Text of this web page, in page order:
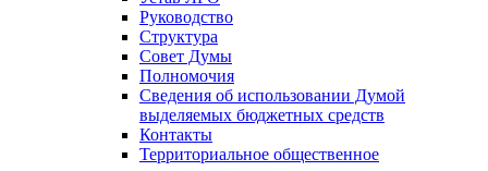
Руководство
Структура
Совет Думы
Полномочия
Сведения об использовании Думой
выделяемых бюджетных средств
Контакты
Территориальное общественное